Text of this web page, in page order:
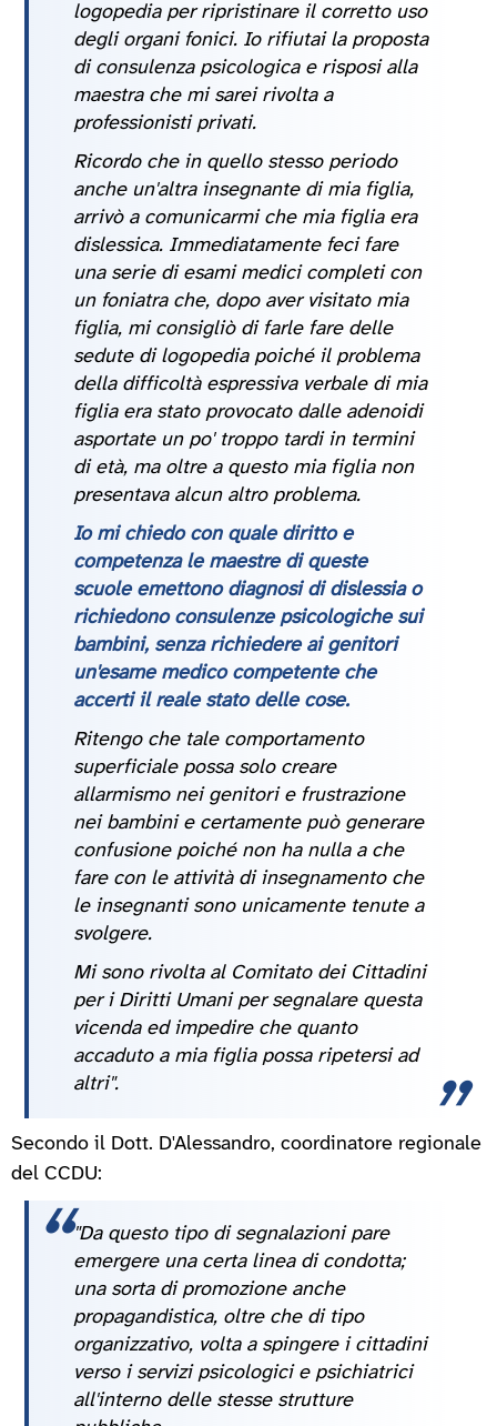
logopedia per ripristinare il corretto uso
degli organi fonici. Io rifiutai la proposta
di consulenza psicologica e risposi alla
maestra che mi sarei rivolta a
professionisti privati.
Ricordo che in quello stesso periodo
anche un'altra insegnante di mia figlia,
arrivò a comunicarmi che mia figlia era
dislessica. Immediatamente feci fare
una serie di esami medici completi con
un foniatra che, dopo aver visitato mia
figlia, mi consigliò di farle fare delle
sedute di logopedia poiché il problema
della difficoltà espressiva verbale di mia
figlia era stato provocato dalle adenoidi
asportate un po' troppo tardi in termini
di età, ma oltre a questo mia figlia non
presentava alcun altro problema.
Io mi chiedo con quale diritto e
competenza le maestre di queste
scuole emettono diagnosi di dislessia o
richiedono consulenze psicologiche sui
bambini, senza richiedere ai genitori
un'esame medico competente che
accerti il reale stato delle cose.
Ritengo che tale comportamento
superficiale possa solo creare
allarmismo nei genitori e frustrazione
nei bambini e certamente può generare
confusione poiché non ha nulla a che
fare con le attività di insegnamento che
le insegnanti sono unicamente tenute a
svolgere.
Mi sono rivolta al Comitato dei Cittadini
per i Diritti Umani per segnalare questa
vicenda ed impedire che quanto
accaduto a mia figlia possa ripetersi ad
altri".
Secondo il Dott. D'Alessandro, coordinatore regionale
del CCDU:
"Da questo tipo di segnalazioni pare
emergere una certa linea di condotta;
una sorta di promozione anche
propagandistica, oltre che di tipo
organizzativo, volta a spingere i cittadini
verso i servizi psicologici e psichiatrici
all'interno delle stesse strutture